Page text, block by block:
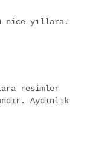
nice yıllara.
resimler
Aydınlık